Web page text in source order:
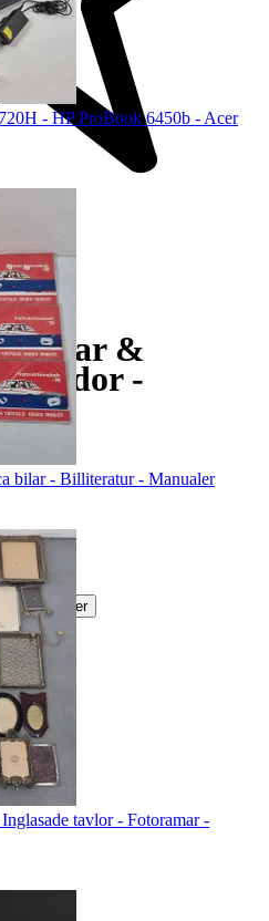
&
-
Läs mer
- HP ProBook 6450b - Acer
bilar - Billiteratur - Manualer
tavlor - Fotoramar -